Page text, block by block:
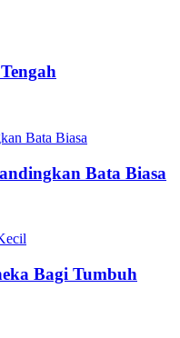
Bata Biasa
Bagi Tumbuh